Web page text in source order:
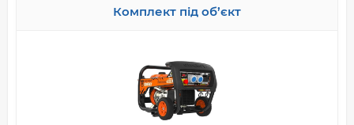
Комплект під об’єкт